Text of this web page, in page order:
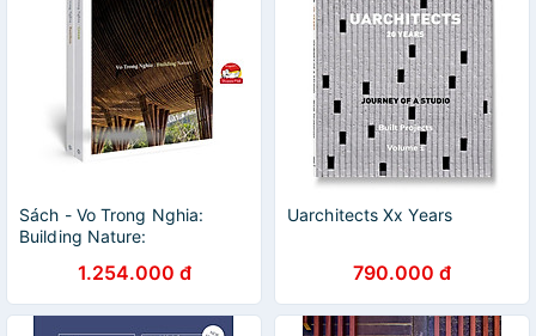
Sách - Vo Trong Nghia:
Building Nature:
Nghia - Sách tiếng anh,
nghệ thuật, thiết kế
1.254.000 đ
Uarchitects Xx Years
790.000 đ